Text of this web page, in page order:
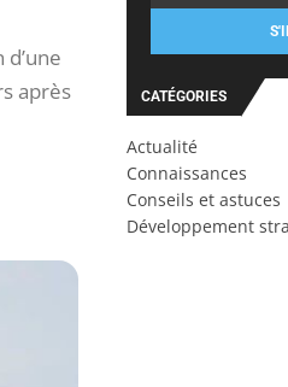
après
CATÉGORIES
Actualité
Connaissances
Conseils et astuces
Développement